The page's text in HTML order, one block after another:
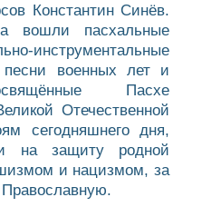
Константин Синёв.
вошли пасхальные
инструментальные
песни военных лет и
Пасхе
Отечественной
сегодняшнего дня,
на защиту родной
и нацизмом, за